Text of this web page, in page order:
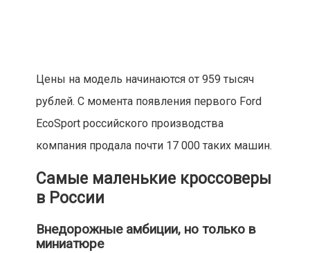
Цены на модель начинаются от 959 тысяч
рублей. С момента появления первого Ford
EcoSport российского производства
компания продала почти 17 000 таких машин.
Самые маленькие кроссоверы
в России
Внедорожные амбиции, но только в
миниатюре